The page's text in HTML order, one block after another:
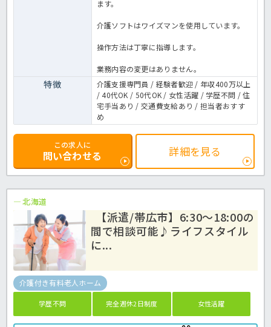
ます。
介護ソフトはワイズマンを使用しています。
操作方法は丁寧に指導します。
業務内容の変更はありません。
特徴
介護支援専門員 / 経験者歓迎 / 年収400万以上
/ 40代OK / 50代OK / 女性活躍 / 学歴不問 / 住
宅手当あり / 交通費支給あり / 担当者おすす
め
この求人に
問い合わせる 詳細を見る
北海道
【派遣/帯広市】6:30～18:00の
間で相談可能♪ライフスタイル
に...
介護付き有料老人ホーム
学歴不問 完全週休2日制度 女性活躍